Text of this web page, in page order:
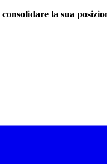
consolidare la sua